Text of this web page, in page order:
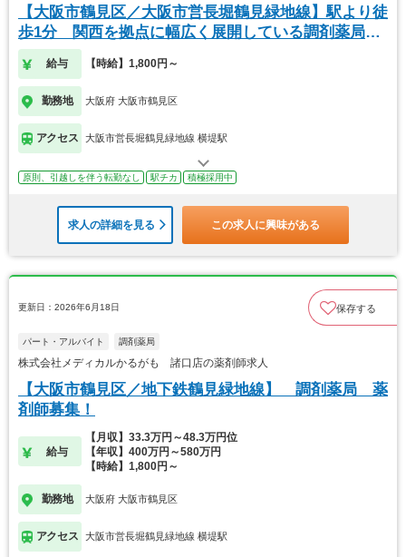
【大阪市鶴見区／大阪市営長堀鶴見緑地線】駅より徒
歩1分 関西を拠点に幅広く展開している調剤薬局で
す
給与 【時給】1,800円～
勤務地 大阪府 大阪市鶴見区
アクセス 大阪市営長堀鶴見緑地線 横堤駅
原則、引越しを伴う転勤なし 駅チカ 積極採用中
求人の詳細を見る この求人に興味がある
更新日：2026年6月18日 保存する
パート・アルバイト 調剤薬局
株式会社メディカルかるがも 諸口店の薬剤師求人
【大阪市鶴見区／地下鉄鶴見緑地線】 調剤薬局 薬
剤師募集！
給与
【月収】33.3万円～48.3万円位
【年収】400万円～580万円
【時給】1,800円～
勤務地 大阪府 大阪市鶴見区
アクセス 大阪市営長堀鶴見緑地線 横堤駅